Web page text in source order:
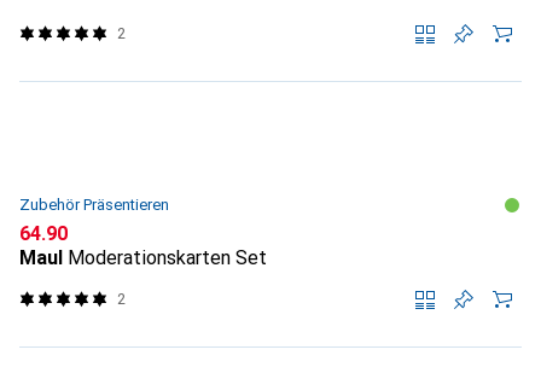
2
Zubehör Präsentieren
CHF
64.90
Maul Moderationskarten Set
2